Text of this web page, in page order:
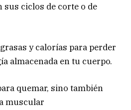
ciclos de corte o de
y calorías para perder
almacenada en tu cuerpo.
quemar, sino también
muscular